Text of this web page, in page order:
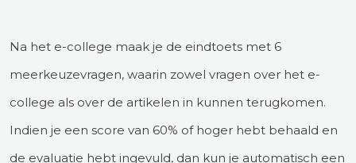
Na het e-college maak je de eindtoets met 6
meerkeuzevragen, waarin zowel vragen over het e-
college als over de artikelen in kunnen terugkomen.
Indien je een score van 60% of hoger hebt behaald en
de evaluatie hebt ingevuld, dan kun je automatisch een